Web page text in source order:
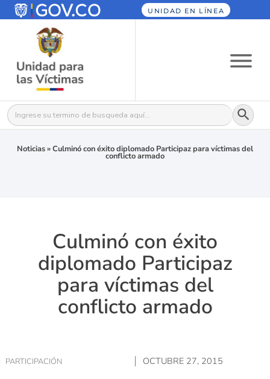
UNIDAD EN LÍNEA
Buscar: Botón
Noticias»Culminó con éxito diplomado Participaz para víctimas del
conflicto armado
Culminó con éxito
diplomado Participaz
para víctimas del
conflicto armado
PARTICIPACIÓN OCTUBRE 27, 2015